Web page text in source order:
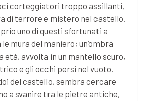
corteggiatori troppo assillanti,
di terrore e mistero nel castello.
uno di questi sfortunati a
mura del maniero; un’ombra
età, avvolta in un mantello scuro,
e gli occhi persi nel vuoto.
del castello, sembra cercare
a svanire tra le pietre antiche,